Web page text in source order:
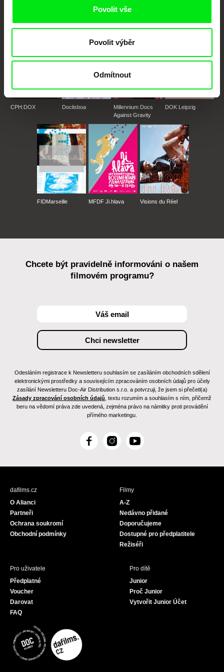
Povolit vše
Povolit výběr
Odmítnout
Členové Doc Alliance
CPH:DOX Doclisboa
Millennium Docs
Against Gravity
DOK Leipzig
FIDMarseille MFDF Ji.hlava Visions du Réel
Chcete být pravidelně informováni o našem
filmovém programu?
Odesláním registrace k Newsletteru souhlasím se zasíláním obchodních sdělení
elektronickými prostředky a souvisejícím zpracováním osobních údajů pro účely
zasílání Newsletteru Doc-Air Distribution s.r.o. a potvrzuji, že jsem si přečetl(a)
Zásady zpracování osobních údajů , textu rozumím a souhlasím s ním, přičemž
beru na vědomí práva zde uvedená, zejména právo na námitky proti provádění
přímého marketingu.
F
c
I
s
Y
u
dafilms.cz
O Alianci
Partneři
Ochrana soukromí
Obchodní podmínky
Filmy
A-Z
Nedávno přidané
Doporučujeme
Dostupné pro předplatitele
Režiséři
Pro uživatele
Předplatné
Voucher
Darovat
FAQ
Pro dítě
Junior
Proč Junior
Vytvořit Junior Účet